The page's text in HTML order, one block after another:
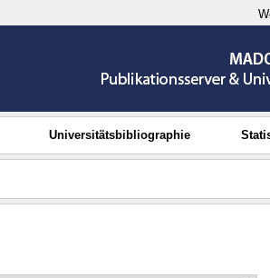
Universitätsbibliographie